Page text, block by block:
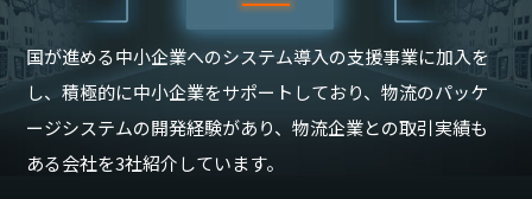
国が進める中小企業へのシステム導入の支援事業に加入を
し、積極的に中小企業をサポートしており、物流のパッケ
ージシステムの開発経験があり、物流企業との取引実績も
ある会社を3社紹介しています。